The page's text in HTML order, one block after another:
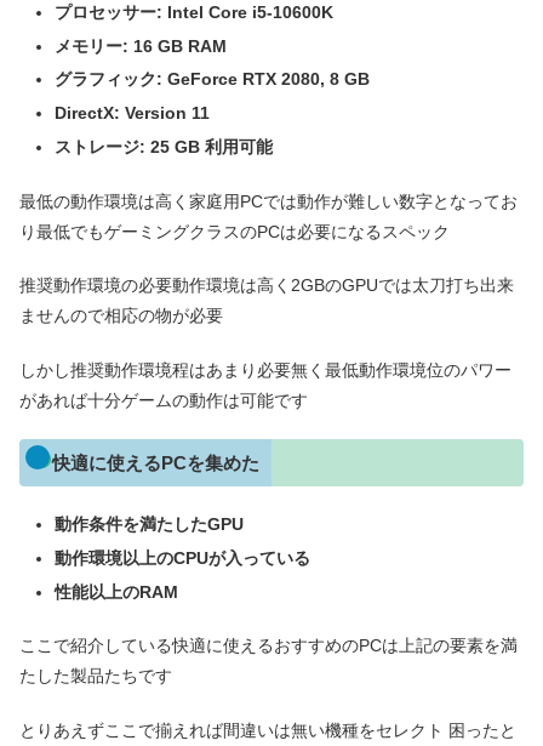
プロセッサー: Intel Core i5-10600K
メモリー: 16 GB RAM
グラフィック: GeForce RTX 2080, 8 GB
DirectX: Version 11
ストレージ: 25 GB 利用可能
最低の動作環境は高く家庭用PCでは動作が難しい数字となってお
り最低でもゲーミングクラスのPCは必要になるスペック
推奨動作環境の必要動作環境は高く2GBのGPUでは太刀打ち出来
ませんので相応の物が必要
しかし推奨動作環境程はあまり必要無く最低動作環境位のパワー
があれば十分ゲームの動作は可能です
快適に使えるPCを集めた
動作条件を満たしたGPU
動作環境以上のCPUが入っている
性能以上のRAM
ここで紹介している快適に使えるおすすめのPCは上記の要素を満
たした製品たちです
とりあえずここで揃えれば間違いは無い機種をセレクト 困ったと